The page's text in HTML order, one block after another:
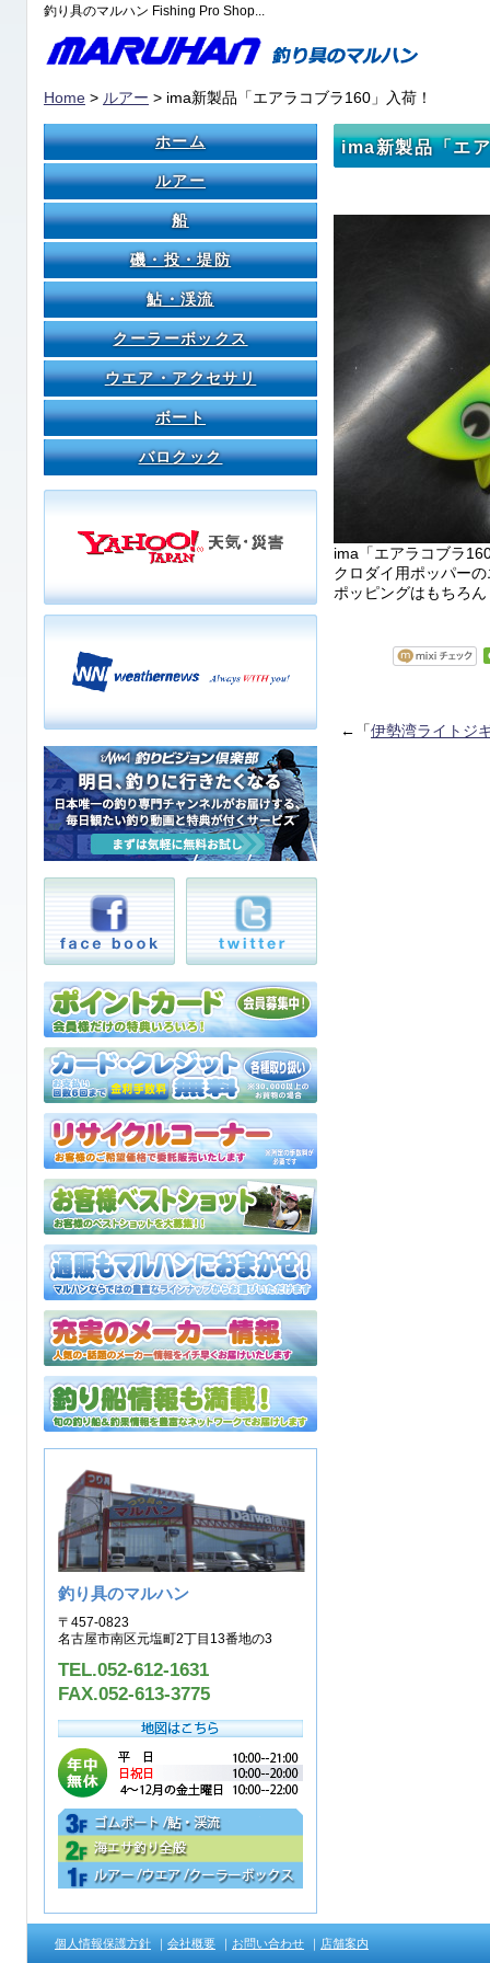
釣り具のマルハン Fishing Pro Shop...
Home > ルアー > ima新製品「エアラコブラ160」入荷！
ima新製品「エ
ima「エアラコブラ
クロダイ用ポッパー
ポッピングはもちろ
←「伊勢湾ライト
ホーム
ルアー
船
磯・投・堤防
鮎・渓流
クーラーボックス
ウエア・アクセサリ
ボート
バロクック
釣り具のマルハン
〒457-0823
名古屋市南区元塩町2丁目13番地の3
TEL.052-612-1631
FAX.052-613-3775
個人情報保護方針 ｜ 会社概要 ｜ お問い合わせ ｜ 店舗案内